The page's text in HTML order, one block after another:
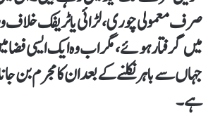
صرف معمولی چوری، لڑائی یا ٹریفک
میں گرفتار ہوئے، مگر اب وہ ایک ایسی فضا
جہاں سے باہر نکلنے کے بعد ان کا مجرم بن جانا
ہے۔